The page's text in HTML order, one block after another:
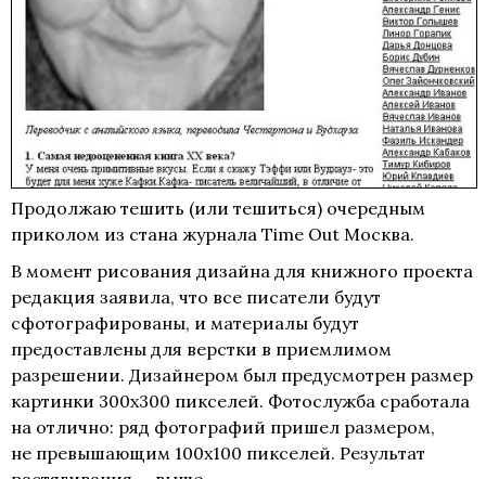
Продолжаю тешить (или тешиться) очередным
приколом из стана журнала Time Out Москва.
В момент рисования дизайна для книжного проекта
редакция заявила, что все писатели будут
сфотографированы, и материалы будут
предоставлены для верстки в приемлимом
разрешении. Дизайнером был предусмотрен размер
картинки 300х300 пикселей. Фотослужба сработала
на отлично: ряд фотографий пришел размером,
не превышающим 100х100 пикселей. Результат